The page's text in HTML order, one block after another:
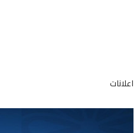
اعلانات